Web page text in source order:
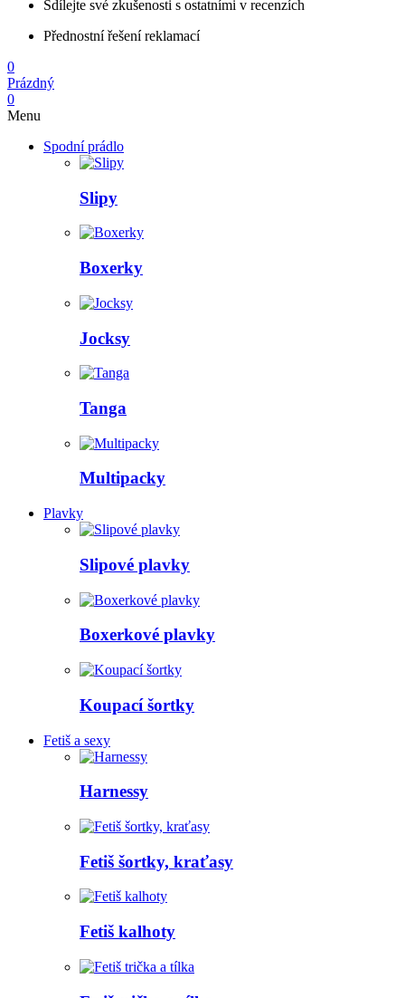
Sdílejte své zkušenosti s ostatními v recenzích
Přednostní řešení reklamací
0
Prázdný
0
Menu
Spodní prádlo
Slipy
Boxerky
Jocksy
Tanga
Multipacky
Plavky
Slipové plavky
Boxerkové plavky
Koupací šortky
Fetiš a sexy
Harnessy
Fetiš šortky, kraťasy
Fetiš kalhoty